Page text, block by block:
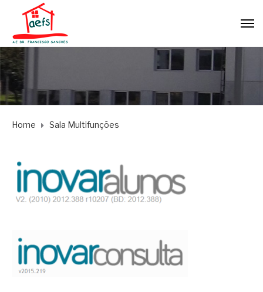
Home Sala Multifunções